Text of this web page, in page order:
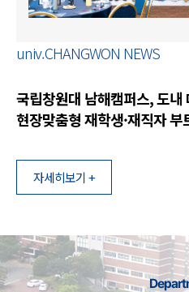
univ.CHANGWON NEWS
국립창원대 남해캠퍼스, 도내
현장맞춤형 재학생·재직자 부
자세히보기 +